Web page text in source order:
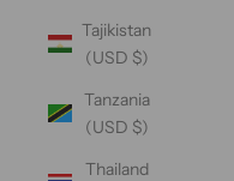
Tajikistan
(USD $)
Tanzania
(USD $)
Thailand